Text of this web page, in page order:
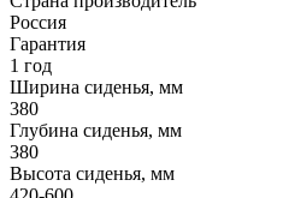
Россия
Гарантия
1 год
Ширина сиденья, мм
380
Глубина сиденья, мм
380
Высота сиденья, мм